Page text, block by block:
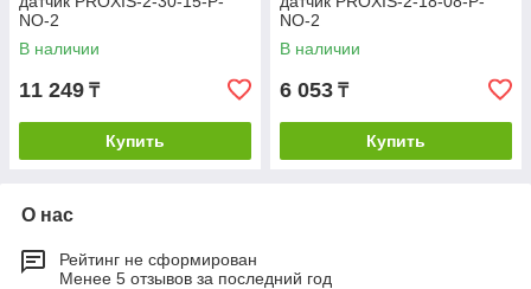
NO-2
В наличии
11 249 ₸
Купить
NO-2
В наличии
6 053 ₸
Купить
О нас
Рейтинг не сформирован
Менее 5 отзывов за последний год